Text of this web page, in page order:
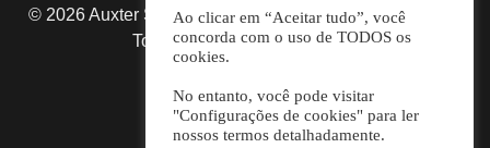
© 2026 Auxter Soluções em Máquinas e Equipamentos.
Todos os direitos reservados.
Desenvolvido por
Ao clicar em “Aceitar tudo”, você
concorda com o uso de TODOS os
cookies.
No entanto, você pode visitar
"Configurações de cookies" para ler
nossos termos detalhadamente.